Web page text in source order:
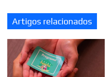
Artigos relacionados